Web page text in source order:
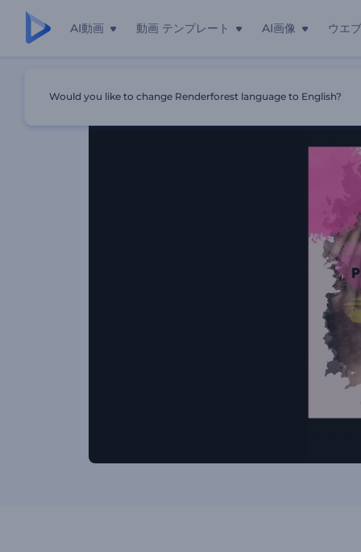
AI動画 動画 テンプレート AI画像 ウエ
Would you like to change Renderforest language to English?